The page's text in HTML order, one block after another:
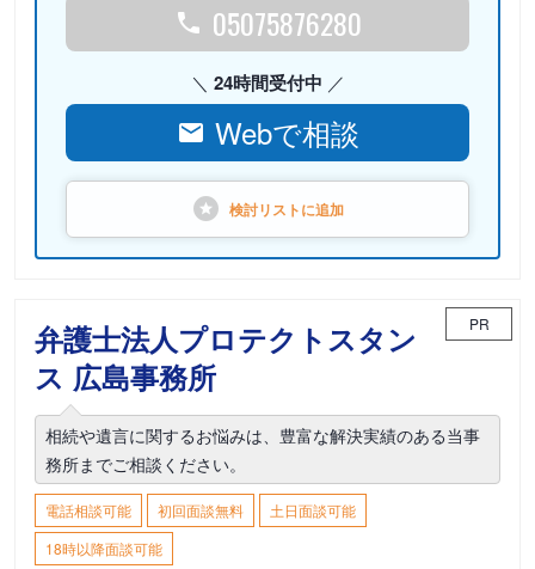
05075876280
24時間受付中
Webで相談
検討リストに追加
弁護士法人プロテクトスタン
ス 広島事務所
PR
相続や遺言に関するお悩みは、豊富な解決実績のある当事
務所までご相談ください。
電話相談可能 初回面談無料
土日面談可能
18時以降面談可能